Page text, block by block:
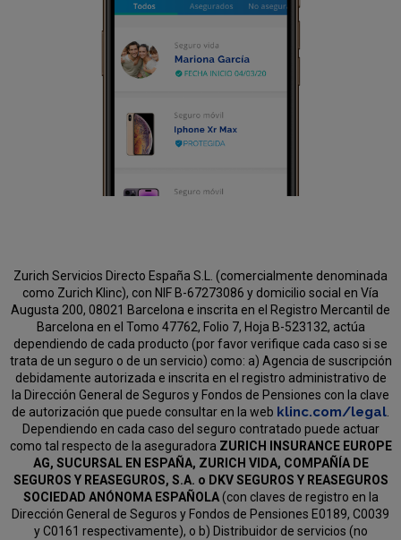
Zurich Servicios Directo España S.L. (comercialmente denominada
como Zurich Klinc), con NIF B-67273086 y domicilio social en Vía
Augusta 200, 08021 Barcelona e inscrita en el Registro Mercantil de
Barcelona en el Tomo 47762, Folio 7, Hoja B-523132, actúa
dependiendo de cada producto (por favor verifique cada caso si se
trata de un seguro o de un servicio) como: a) Agencia de suscripción
debidamente autorizada e inscrita en el registro administrativo de
la Dirección General de Seguros y Fondos de Pensiones con la clave
de autorización que puede consultar en la web klinc.com/legal.
Dependiendo en cada caso del seguro contratado puede actuar
como tal respecto de la aseguradora ZURICH INSURANCE EUROPE
AG, SUCURSAL EN ESPAÑA, ZURICH VIDA, COMPAÑÍA DE
SEGUROS Y REASEGUROS, S.A. o DKV SEGUROS Y REASEGUROS
SOCIEDAD ANÓNOMA ESPAÑOLA(con claves de registro en la
Dirección General de Seguros y Fondos de Pensiones E0189, C0039
y C0161 respectivamente), o b) Distribuidor de servicios (no